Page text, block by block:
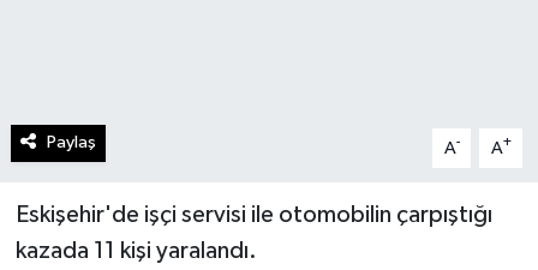
Paylaş A- A+
Eskişehir'de işçi servisi ile otomobilin çarpıştığı
kazada 11 kişi yaralandı.